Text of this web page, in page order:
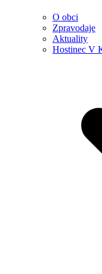
O obci
Zpravodaje
Aktuality
Hostinec V